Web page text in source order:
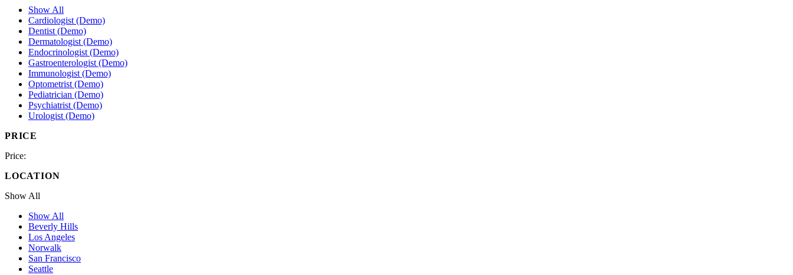
Show All
Cardiologist (Demo)
Dentist (Demo)
Dermatologist (Demo)
Endocrinologist (Demo)
Gastroenterologist (Demo)
Immunologist (Demo)
Optometrist (Demo)
Pediatrician (Demo)
Psychiatrist (Demo)
Urologist (Demo)
PRICE
Price:
LOCATION
Show All
Show All
Beverly Hills
Los Angeles
Norwalk
San Francisco
Seattle